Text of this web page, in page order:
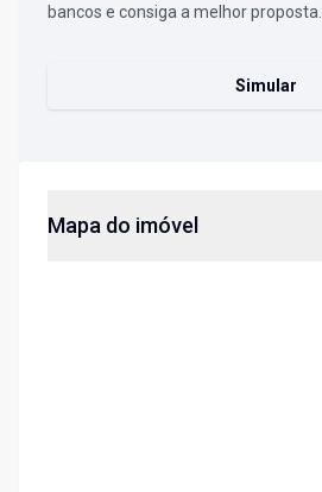
bancos e consiga a melhor proposta.
Simular
Mapa do imóvel